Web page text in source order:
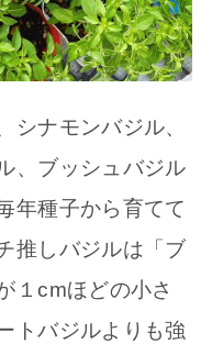
シナモンバジル、
、ブッシュバジル
年種子から育てて
推しバジルは「ブ
１cmほどの小さ
トバジルよりも強